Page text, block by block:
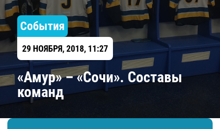
События
29 НОЯБРЯ, 2018, 11:27
«Амур» – «Сочи». Составы
команд